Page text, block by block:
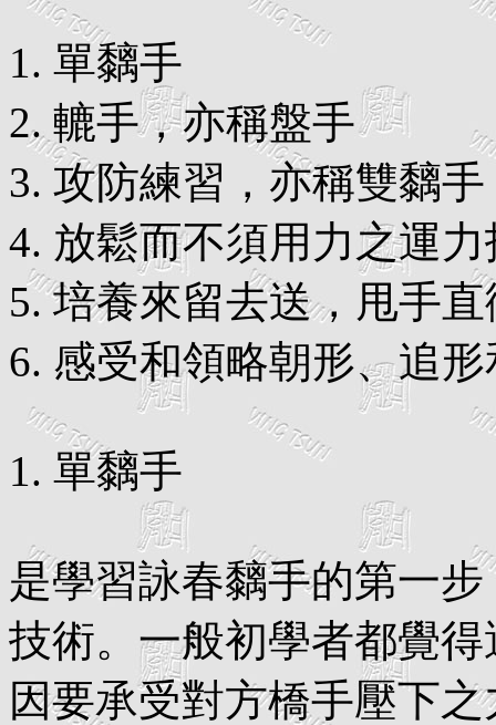
1. 單黐手
2. 轆手，亦稱盤手
3. 攻防練習，亦稱雙黐手
4. 放鬆而不須用力之運
5. 培養來留去送，甩手
6. 感受和領略朝形、追
1. 單黐手
是學習詠春黐手的第一
技術。一般初學者都覺
因要承受對方橋手壓下